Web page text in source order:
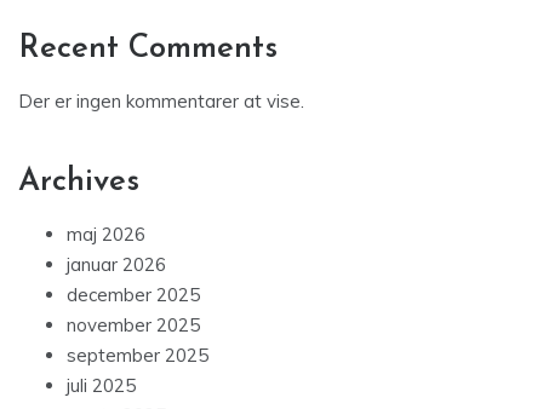
Recent Comments
Der er ingen kommentarer at vise.
Archives
maj 2026
januar 2026
december 2025
november 2025
september 2025
juli 2025